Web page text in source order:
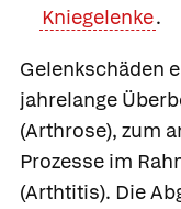
Kniegelenke.
Gelenkschäden
jahrelange
(Arthrose), zum
Prozesse im
(Arthtitis). Die